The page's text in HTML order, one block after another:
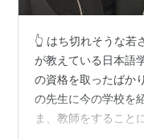
👆 はち切れそうな若
が教えている日本語
の資格を取ったばか
の先生に今の学校を
ま、教師をすること